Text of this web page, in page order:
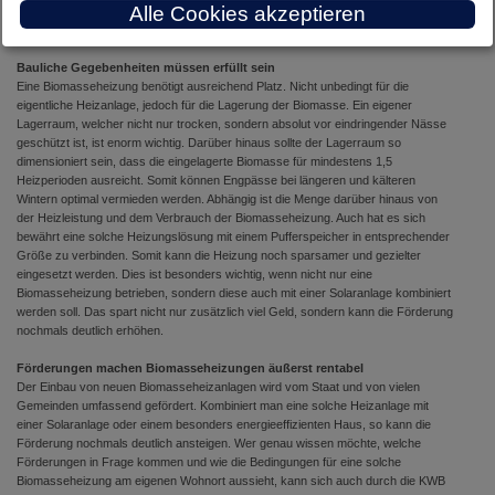
Hausbesitzer sich um die Heizanlage deutlich weniger kümmern und nur
gelegentlich die Rest-Asche entfernen.
Bauliche Gegebenheiten müssen erfüllt sein
Eine Biomasseheizung benötigt ausreichend Platz. Nicht unbedingt für die
eigentliche Heizanlage, jedoch für die Lagerung der Biomasse. Ein eigener
Lagerraum, welcher nicht nur trocken, sondern absolut vor eindringender Nässe
geschützt ist, ist enorm wichtig. Darüber hinaus sollte der Lagerraum so
dimensioniert sein, dass die eingelagerte Biomasse für mindestens 1,5
Heizperioden ausreicht. Somit können Engpässe bei längeren und kälteren
Wintern optimal vermieden werden. Abhängig ist die Menge darüber hinaus von
der Heizleistung und dem Verbrauch der Biomasseheizung. Auch hat es sich
bewährt eine solche Heizungslösung mit einem Pufferspeicher in entsprechender
Größe zu verbinden. Somit kann die Heizung noch sparsamer und gezielter
eingesetzt werden. Dies ist besonders wichtig, wenn nicht nur eine
Biomasseheizung betrieben, sondern diese auch mit einer Solaranlage kombiniert
werden soll. Das spart nicht nur zusätzlich viel Geld, sondern kann die Förderung
nochmals deutlich erhöhen.
Förderungen machen Biomasseheizungen äußerst rentabel
Der Einbau von neuen Biomasseheizanlagen wird vom Staat und von vielen
Gemeinden umfassend gefördert. Kombiniert man eine solche Heizanlage mit
einer Solaranlage oder einem besonders energieeffizienten Haus, so kann die
Förderung nochmals deutlich ansteigen. Wer genau wissen möchte, welche
Förderungen in Frage kommen und wie die Bedingungen für eine solche
Biomasseheizung am eigenen Wohnort aussieht, kann sich auch durch die KWB
Alle Cookies akzeptieren